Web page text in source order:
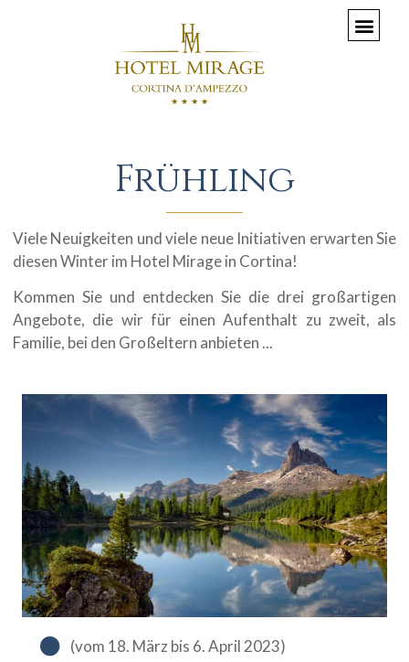
Frühling
Viele Neuigkeiten und viele neue Initiativen erwarten Sie
diesen Winter im Hotel Mirage in Cortina!
Kommen Sie und entdecken Sie die drei großartigen
Angebote, die wir für einen Aufenthalt zu zweit, als
Familie, bei den Großeltern anbieten ...
(vom 18. März bis 6. April 2023)